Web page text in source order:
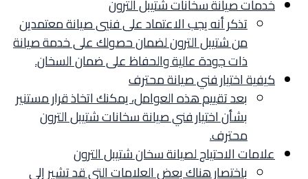
خدمات صيانة سخانات شتيبل الترون
تذكر أنه يجب الاعتماد على فنيي صيانة معتمدين
من شتيبل الترون لضمان حصولك على خدمة صيانة
ذات جودة عالية والحفاظ على ضمان السخان.
كيفية اختيار فني صيانة محترف
بعد تقييم هذه العوامل، يمكنك اتخاذ قرار مستنير
بشأن اختيار فني صيانة سخانات شتيبل الترون
محترف.
علامات الاحتياج لصيانة سخان شتيبل الترون
باختصار هناك بعض العلامات التي قد تشير إلى